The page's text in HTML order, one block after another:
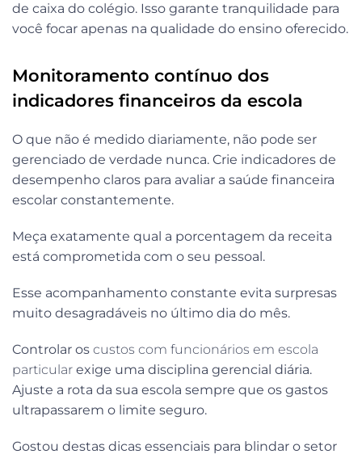
de caixa do colégio. Isso garante tranquilidade para
você focar apenas na qualidade do ensino oferecido.
Monitoramento contínuo dos
indicadores financeiros da escola
O que não é medido diariamente, não pode ser
gerenciado de verdade nunca. Crie indicadores de
desempenho claros para avaliar a saúde financeira
escolar constantemente.
Meça exatamente qual a porcentagem da receita
está comprometida com o seu pessoal.
Esse acompanhamento constante evita surpresas
muito desagradáveis no último dia do mês.
Controlar os custos com funcionários em escola
particular exige uma disciplina gerencial diária.
Ajuste a rota da sua escola sempre que os gastos
ultrapassarem o limite seguro.
Gostou destas dicas essenciais para blindar o setor